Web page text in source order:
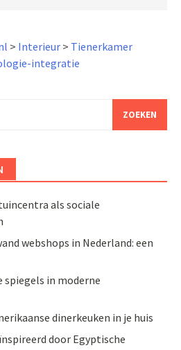
> Interieur > Tienerkamer
integratie
als sociale
webshops in Nederland: een
spiegels in moderne
dinerkeuken in je huis
door Egyptische